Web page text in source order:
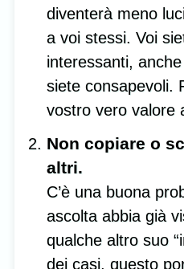
diventerà meno
a voi stessi. Voi
interessanti,
siete consapevoli.
vostro vero valore
Non copiare o
altri.
C’è una buona
ascolta abbia già
qualche altro suo
dei casi, questo